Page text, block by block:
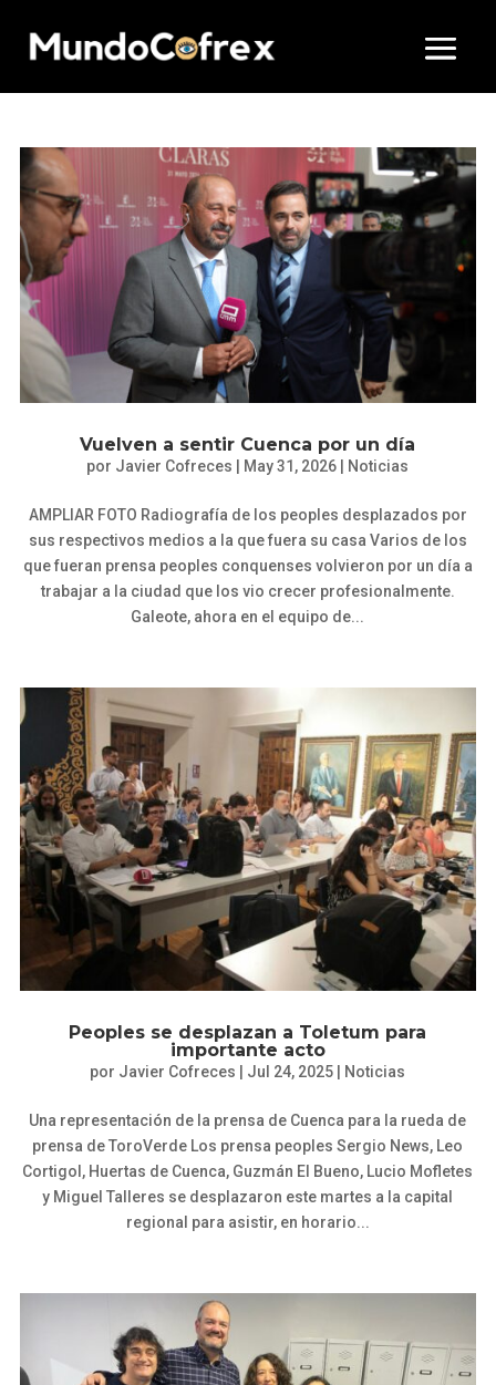
Vuelven a sentir Cuenca por un día
por Javier Cofreces May 31, 2026 Noticias
AMPLIAR FOTO Radiografía de los peoples desplazados por
sus respectivos medios a la que fuera su casa Varios de los
que fueran prensa peoples conquenses volvieron por un día a
trabajar a la ciudad que los vio crecer profesionalmente.
Galeote, ahora en el equipo de...
Peoples se desplazan a Toletum para
importante acto
por Javier Cofreces Jul 24, 2025 Noticias
Una representación de la prensa de Cuenca para la rueda de
prensa de ToroVerde Los prensa peoples Sergio News, Leo
Cortigol, Huertas de Cuenca, Guzmán El Bueno, Lucio Mofletes
y Miguel Talleres se desplazaron este martes a la capital
regional para asistir, en horario...